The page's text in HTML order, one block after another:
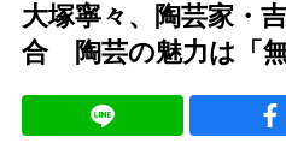
大塚寧々、陶芸家・
合 陶芸の魅力は「